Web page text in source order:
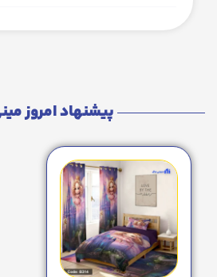
پیشنهاد امروز